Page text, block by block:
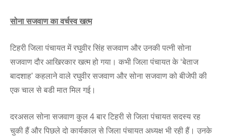
सोना सजवाण का वर्चस्व खत्म
टिहरी जिला पंचायत में रघुवीर सिंह सजवाण और उनकी पत्नी सोना
सजवाण दौर आखिरकार खत्म हो गया। कभी जिला पंचायत के ‘बेताज
बादशाह’ कहलाने वाले रघुवीर सजवाण और सोना सजवाण को बीजेपी की
एक चाल से बडी मात मिल गई।
दरअसल सोना सजवाण कुल 4 बार टिहरी से जिला पंचायत सदस्य रह
चुकी हैं और पिछले दो कार्यकाल से जिला पंचायत अध्यक्ष भी रही हैं। उनके